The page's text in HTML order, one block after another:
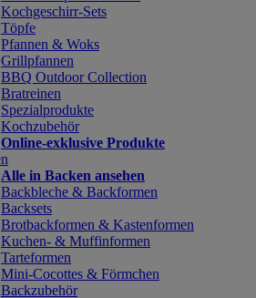
Kochgeschirr-Sets
Töpfe
Pfannen & Woks
Grillpfannen
BBQ Outdoor Collection
Bratreinen
Spezialprodukte
Kochzubehör
Online-exklusive Produkte
Alle in Backen ansehen
Backbleche & Backformen
Backsets
Brotbackformen & Kastenformen
Kuchen- & Muffinformen
Tarteformen
Mini-Cocottes & Förmchen
Backzubehör